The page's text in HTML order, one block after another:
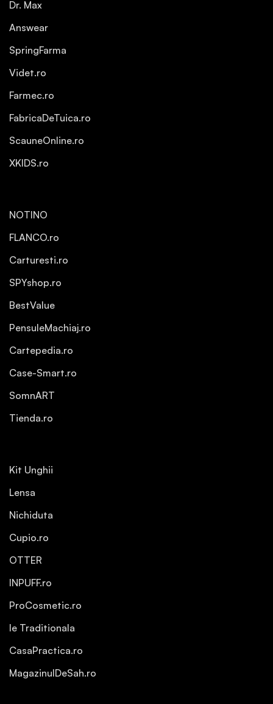
Dr. Max
Answear
SpringFarma
Videt.ro
Farmec.ro
FabricaDeTuica.ro
ScauneOnline.ro
XKIDS.ro
NOTINO
FLANCO.ro
Carturesti.ro
SPYshop.ro
BestValue
PensuleMachiaj.ro
Cartepedia.ro
Case-Smart.ro
SomnART
Tienda.ro
Kit Unghii
Lensa
Nichiduta
Cupio.ro
OTTER
INPUFF.ro
ProCosmetic.ro
Ie Traditionala
CasaPractica.ro
MagazinulDeSah.ro